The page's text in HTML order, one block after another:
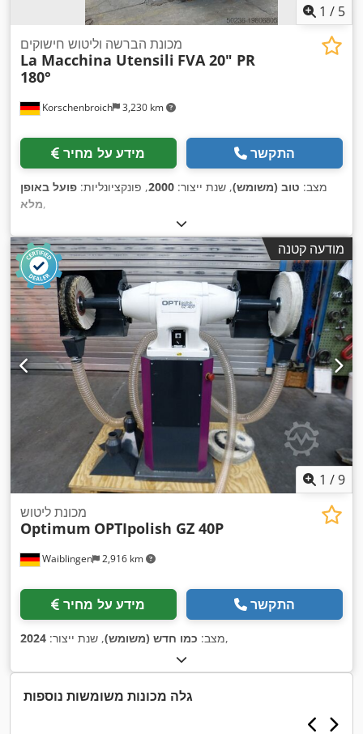
1 / 5
Korschenbroich 3,230 km
מכונת הברשה וליטוש חישוקים
La Macchina Utensili FVA 20" PR
180°
מידע על מחיר התקשר
מצב: טוב (משומש), שנת ייצור: 2000, פונקציונליות: פועל באופן
מלא,
מודעה קטנה
1 /9
Waiblingen 2,916 km
מכונת ליטוש
Optimum OPTIpolish GZ 40P
מידע על מחיר התקשר
מצב: כמו חדש (משומש), שנת ייצור: 2024 ,
גלה מכונות משומשות נוספות